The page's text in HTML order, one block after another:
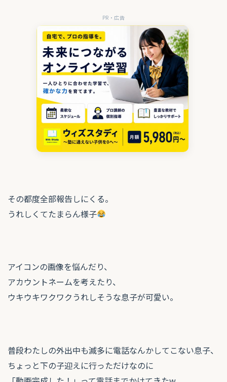
PR・広告
その都度全部報告しにくる。
うれしくてたまらん様子
アイコンの画像を悩んだり、
アカウントネームを考えたり、
ウキウキワクワクうれしそうな息子が可愛い。
普段わたしの外出中も滅多に電話なんかしてこない息子、
ちょっと下の子迎えに行っただけなのに